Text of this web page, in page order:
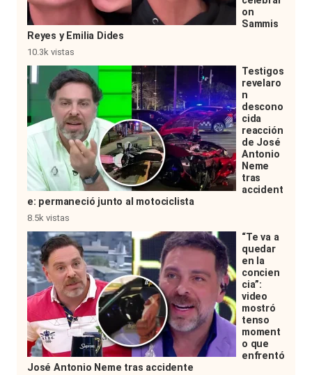
on
Sammis
Reyes y Emilia Dides
10.3k vistas
Testigos
revelaro
n
descono
cida
reacción
de José
Antonio
Neme
tras
accident
e: permaneció junto al motociclista
8.5k vistas
“Te va a
quedar
en la
concien
cia”:
video
mostró
tenso
moment
o que
enfrentó
José Antonio Neme tras accidente